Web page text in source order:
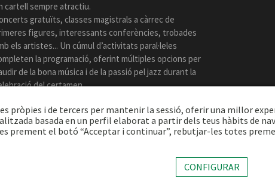
cartell sempre atractiu.
gratuïts, classes magistrals a càrrec de
figures, interessants conferències, trobades
els artistes... Un cúmul d’activitats paral·leles
la programació, oferint múltiples opcions per
de la bona música i de la passió pel jazz durant la
del certamen.
Avís legal|Política privacitat
pròpies i de tercers per mantenir la sessió, oferir una millor
basada en un perfil elaborat a partir dels teus hàbits de
prement el botó “Acceptar i continuar”, rebutjar-les totes
CONFIGURAR